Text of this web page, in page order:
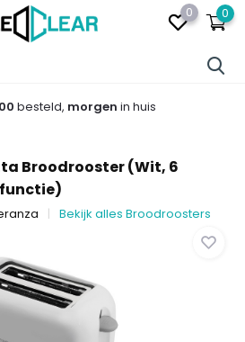
0 0
besteld, morgen in huis
Broodrooster (Wit, 6
Bekijk alles Broodroosters